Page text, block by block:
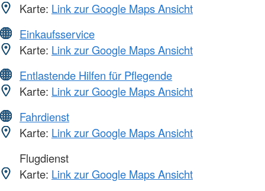
Karte: Link zur Google Maps Ansicht
Einkaufsservice
Karte: Link zur Google Maps Ansicht
Entlastende Hilfen für Pflegende
Karte: Link zur Google Maps Ansicht
Fahrdienst
Karte: Link zur Google Maps Ansicht
Flugdienst
Karte: Link zur Google Maps Ansicht